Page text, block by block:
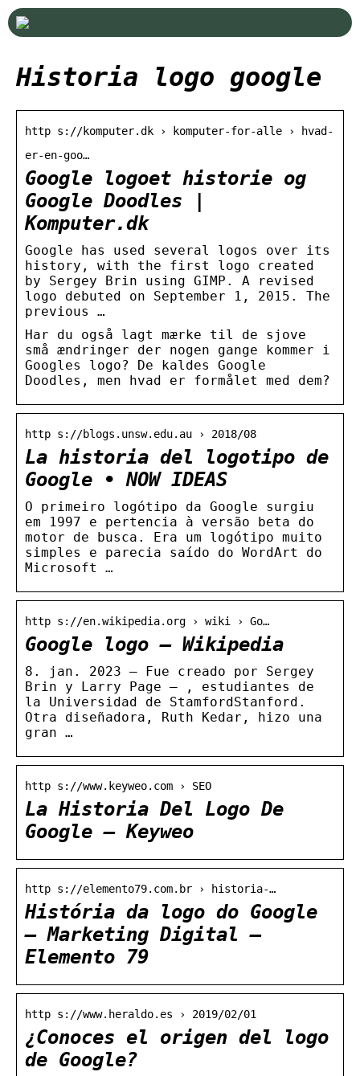
Historia logo google
http s://komputer.dk › komputer-for-alle › hvad-
er-en-goo…
Google logoet historie og
Google Doodles |
Komputer.dk
Google has used several logos over its
history, with the first logo created
by Sergey Brin using GIMP. A revised
logo debuted on September 1, 2015. The
previous …
Har du også lagt mærke til de sjove
små ændringer der nogen gange kommer i
Googles logo? De kaldes Google
Doodles, men hvad er formålet med dem?
http s://blogs.unsw.edu.au › 2018/08
La historia del logotipo de
Google • NOW IDEAS
O primeiro logótipo da Google surgiu
em 1997 e pertencia à versão beta do
motor de busca. Era um logótipo muito
simples e parecia saído do WordArt do
Microsoft …
http s://en.wikipedia.org › wiki › Go…
Google logo – Wikipedia
8. jan. 2023 — Fue creado por Sergey
Brin y Larry Page – , estudiantes de
la Universidad de StamfordStanford.
Otra diseñadora, Ruth Kedar, hizo una
gran …
http s://www.keyweo.com › SEO
La Historia Del Logo De
Google – Keyweo
http s://elemento79.com.br › historia-…
História da logo do Google
– Marketing Digital –
Elemento 79
http s://www.heraldo.es › 2019/02/01
¿Conoces el origen del logo
de Google?